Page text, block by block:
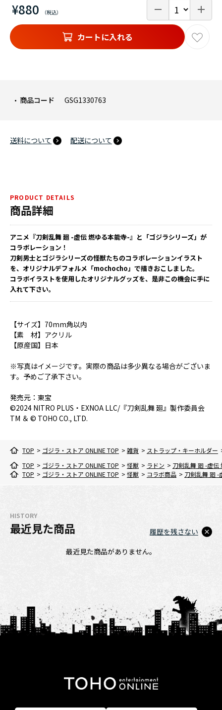
¥880
商品コード GSG1330763
送料について 配送について
カートに入れる
PRODUCT DETAILS
商品詳細
アニメ『刀剣乱舞 廻 -虚伝 燃ゆる本能寺-』と「ゴジラシリーズ」が
コラボレーション！
刀剣男士とゴジラシリーズの怪獣たちのコラボレーションイラスト
を、オリジナルデフォルメ「mochocho」で描きおこしました。
コラボイラストを使用したオリジナルグッズを、是非この機会に手に
入れて下さい。
【サイズ】70mm角以内
【素 材】アクリル
【原産国】日本
※写真はイメージです。実際の商品は多少異なる場合がございま
す。予めご了承下さい。
発売元：東宝
©2024 NITRO PLUS・EXNOA LLC/『刀剣乱舞 廻』製作委員会
TM ＆ © TOHO CO., LTD.
TOP > ゴジラ・ストア ONLINE TOP > 雑貨 > ストラップ・キーホルダー
TOP > ゴジラ・ストア ONLINE TOP > 怪獣 > ラドン > 刀剣乱舞 廻 -虚伝
TOP > ゴジラ・ストア ONLINE TOP > 怪獣 > コラボ商品 > 刀剣乱舞 廻 -
HISTORY
最近見た商品
最近見た商品がありません。
履歴を残さない